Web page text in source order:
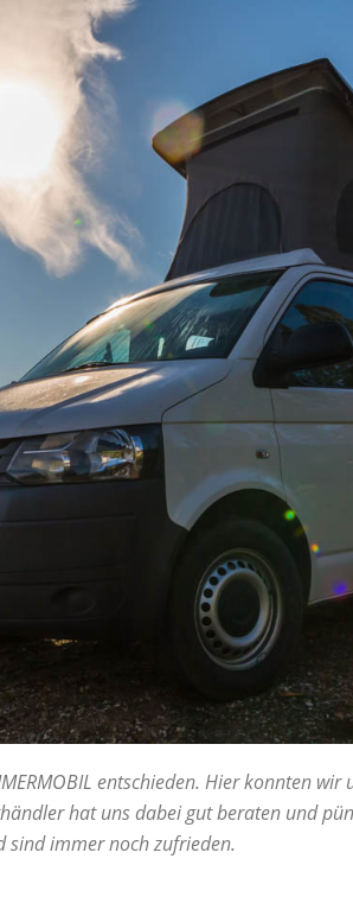
entschieden. Hier konnten
hat uns dabei gut beraten und
sind immer noch zufrieden.